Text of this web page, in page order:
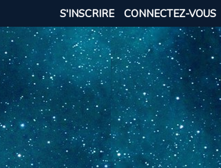
CONNECTEZ-VOUS
S'INSCRIRE